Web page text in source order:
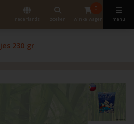
nederlands zoeken
0
winkelwagen menu
230 gr